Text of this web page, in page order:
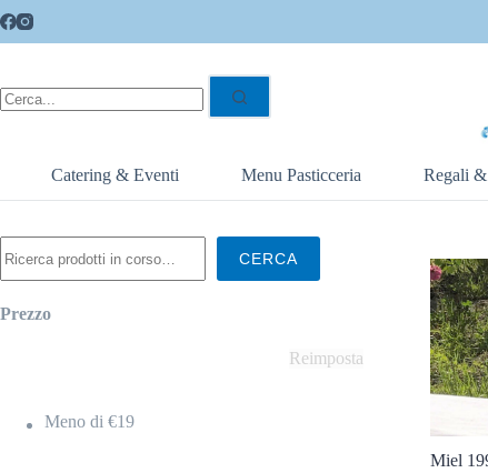
Catering & Eventi Menu Pasticceria Regali
Miel
CERCA
Prezzo
Reimposta
Prix
Meno di €19